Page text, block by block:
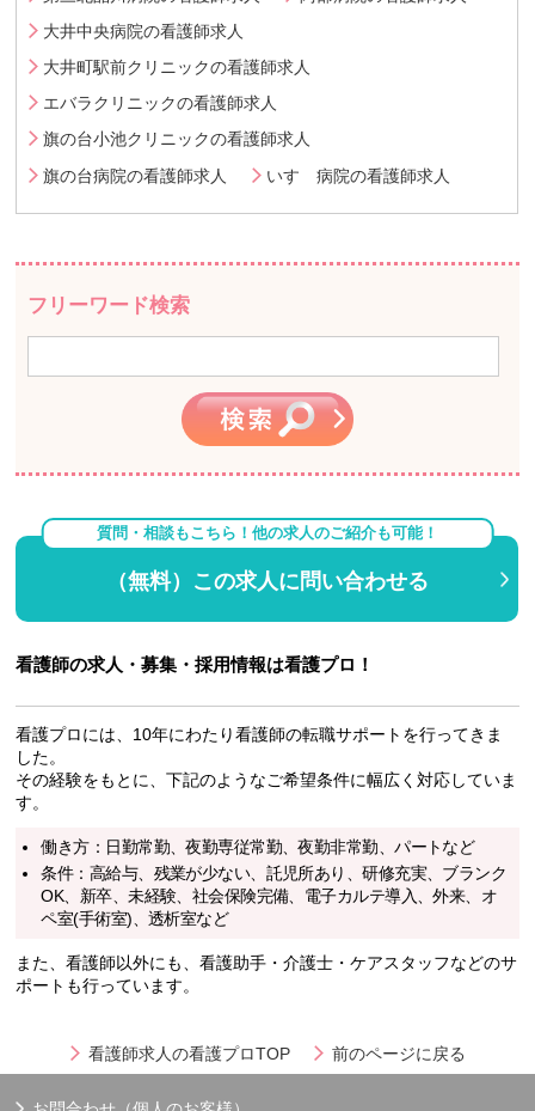
大井中央病院の看護師求人
大井町駅前クリニックの看護師求人
エバラクリニックの看護師求人
旗の台小池クリニックの看護師求人
旗の台病院の看護師求人
いすゞ病院の看護師求人
フリーワード検索
質問・相談もこちら！他の求人のご紹介も可能！
（無料）この求人に問い合わせる
看護師の求人・募集・採用情報は看護プロ！
看護プロには、10年にわたり看護師の転職サポートを行ってきま
した。
その経験をもとに、下記のようなご希望条件に幅広く対応していま
す。
働き方：日勤常勤、夜勤専従常勤、夜勤非常勤、パートなど
条件：高給与、残業が少ない、託児所あり、研修充実、ブランク
OK、新卒、未経験、社会保険完備、電子カルテ導入、外来、オ
ペ室(手術室)、透析室など
また、看護師以外にも、看護助手・介護士・ケアスタッフなどのサ
ポートも行っています。
看護師求人の看護プロTOP 前のページに戻る